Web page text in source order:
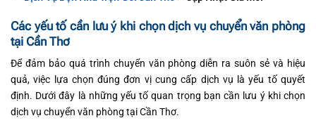
Các yếu tố cần lưu ý khi chọn dịch vụ chuyển văn phòng
tại Cần Thơ
Để đảm bảo quá trình chuyển văn phòng diễn ra suôn sẻ và hiệu
quả, việc lựa chọn đúng đơn vị cung cấp dịch vụ là yếu tố quyết
định. Dưới đây là những yếu tố quan trọng bạn cần lưu ý khi chọn
dịch vụ chuyển văn phòng tại Cần Thơ.